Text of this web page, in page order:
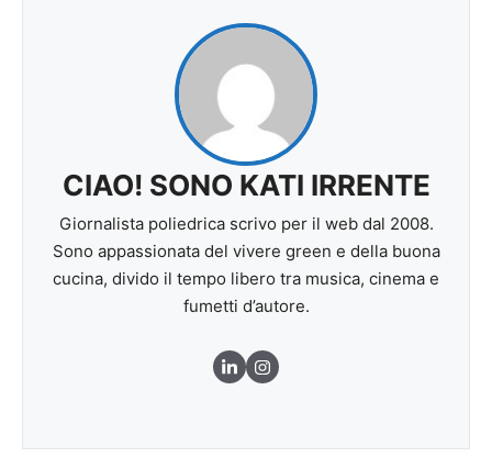
CIAO! SONO KATI IRRENTE
Giornalista poliedrica scrivo per il web dal 2008.
Sono appassionata del vivere green e della buona
cucina, divido il tempo libero tra musica, cinema e
fumetti d’autore.